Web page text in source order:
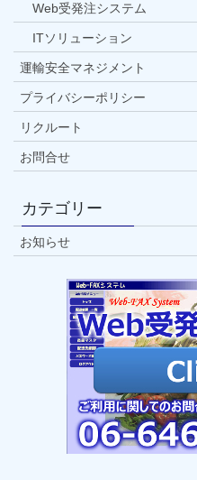
Web受発注システム
ITソリューション
運輸安全マネジメント
プライバシーポリシー
リクルート
お問合せ
カテゴリー
お知らせ